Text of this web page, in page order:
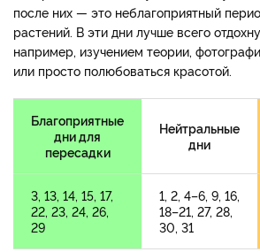
после них — это неблагоприятный
растений. В эти дни лучше всего
например, изучением теории,
или просто полюбоваться красотой.
Благоприятные
дни для
пересадки
Нейтральные
дни
3, 13, 14, 15, 17,
22, 23, 24, 26,
29
1, 2, 4–6, 9, 16,
18–21, 27, 28,
30, 31